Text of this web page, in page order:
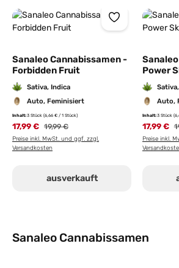
Sanaleo Cannabissamen -
Forbidden Fruit
Sativa, Indica
Auto, Feminisiert
Inhalt:3 Stück (6,66 € / 1 Stück)
17,99 € 19,99 €
Preise inkl. MwSt. und ggf. zzgl.
Versandkosten
ausverkauft
Power
Auto,
Inhalt:3 Stück
17,99 €
Preise inkl.
Sanaleo Cannabissamen